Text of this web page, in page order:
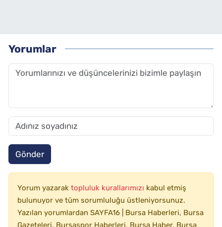
Yorumlar
Gönder
Yorum yazarak topluluk kurallarımızı kabul etmiş
bulunuyor ve tüm sorumluluğu üstleniyorsunuz.
Yazılan yorumlardan SAYFA16 | Bursa Haberleri, Bursa
Gazeteleri, Bursaspor Haberleri, Bursa Haber, Bursa